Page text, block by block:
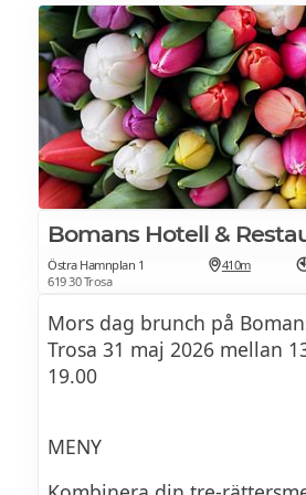
i flera sorter!
Varmrätt — val
Citronrimmad Torsk
Beurre blanc, rom,
tryffel
eller
Sherryvinäger, rödvinssky,
bearnaise, potatis,
Dessert — val
Bomans Hotell &
Östra Hamnplan 1
619 30 Trosa
410m
Mors dag brunch på
Trosa 31 maj 2026 mellan
19.00
MENY